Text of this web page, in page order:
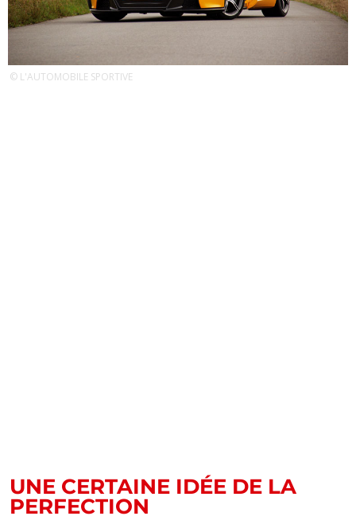
© L'AUTOMOBILE SPORTIVE
UNE CERTAINE IDÉE DE LA
PERFECTION